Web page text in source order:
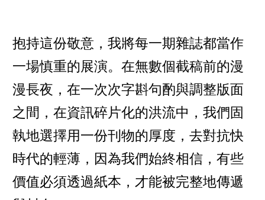
抱持這份敬意，我將每一期雜誌都當作
一場慎重的展演。在無數個截稿前的漫
漫長夜，在一次次字斟句酌與調整版面
之間，在資訊碎片化的洪流中，我們固
執地選擇用一份刊物的厚度，去對抗快
時代的輕薄，因為我們始終相信，有些
價值必須透過紙本，才能被完整地傳遞